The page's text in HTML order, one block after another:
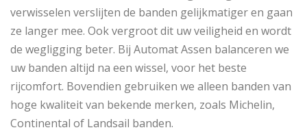
verwisselen verslijten de banden gelijkmatiger en gaan
ze langer mee. Ook vergroot dit uw veiligheid en wordt
de wegligging beter. Bij Automat Assen balanceren we
uw banden altijd na een wissel, voor het beste
rijcomfort. Bovendien gebruiken we alleen banden van
hoge kwaliteit van bekende merken, zoals Michelin,
Continental of Landsail banden.